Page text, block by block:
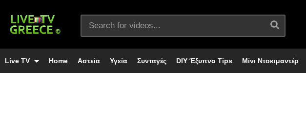
Live TV Home Αστεία Υγεία Συνταγές DIY Έξυπνα Tips Μίνι Ντοκιμαντέρ